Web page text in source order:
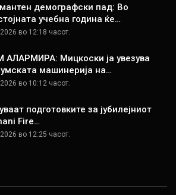
демографски пад: Во
учебна година ќе…
во 12:18 часот.
АЛАРМИРА: Мицкоски ја увезува
машинерија на…
во 10:12 часот.
подготовките за јубилејниот
Fire…
во 12:25 часот.